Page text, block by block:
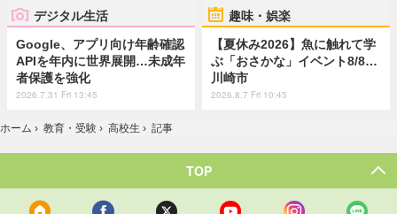
デジタル生活
Google、アプリ向け年齢確認
APIを年内に世界展開…未成年
者保護を強化
2026.7.31 Fri 13:45
趣味・娯楽
【夏休み2026】魚に触れて学
ぶ「おさかな」イベント8/8…
川崎市
2026.8.7 Fri 10:45
ホーム › 教育・受験 › 高校生 › 記事
TOP